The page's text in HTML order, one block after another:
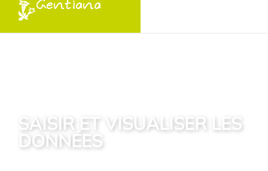
Gentiana
SAISIR ET VISUALISER LES
DONNÉES